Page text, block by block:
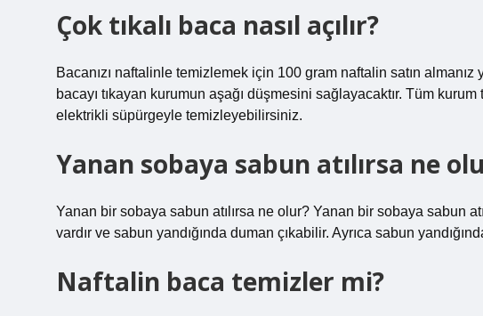
Çok tıkalı baca nasıl açılır?
Bacanızı naftalinle temizlemek için 100 gram naftalin satın almanız
bacayı tıkayan kurumun aşağı düşmesini sağlayacaktır. Tüm
elektrikli süpürgeyle temizleyebilirsiniz.
Yanan sobaya sabun atılırsa ne
Yanan bir sobaya sabun atılırsa ne olur? Yanan bir sobaya sabun
vardır ve sabun yandığında duman çıkabilir. Ayrıca sabun
Naftalin baca temizler mi?